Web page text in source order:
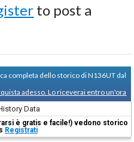
to post a
completa dello storico di N136UT dal
adesso. Lo riceverai entro un'ora
Data
è gratis e facile!) vedono storico
Registrati